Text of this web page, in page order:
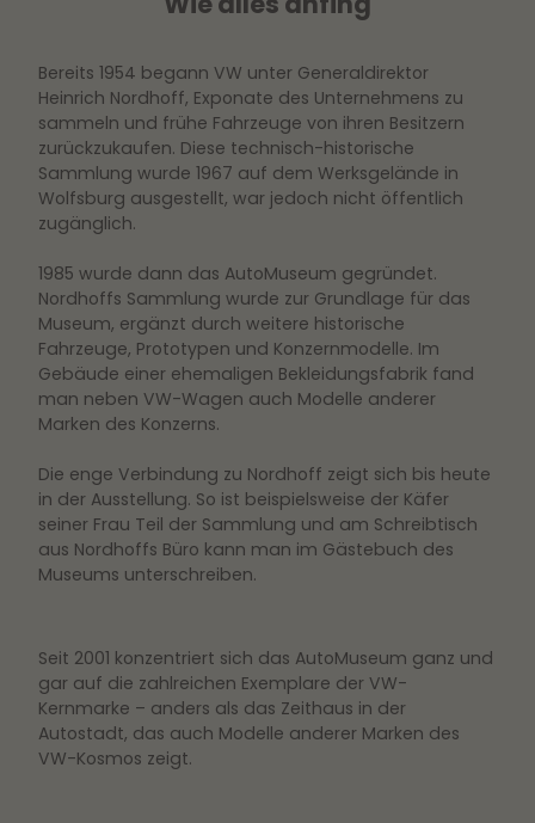
Bereits 1954 begann VW unter Generaldirektor
Heinrich Nordhoff, Exponate des Unternehmens zu
sammeln und frühe Fahrzeuge von ihren Besitzern
zurückzukaufen. Diese technisch-historische
Sammlung wurde 1967 auf dem Werksgelände in
Wolfsburg ausgestellt, war jedoch nicht öffentlich
zugänglich.
1985 wurde dann das AutoMuseum gegründet.
Nordhoffs Sammlung wurde zur Grundlage für das
Museum, ergänzt durch weitere historische
Fahrzeuge, Prototypen und Konzernmodelle. Im
Gebäude einer ehemaligen Bekleidungsfabrik fand
man neben VW-Wagen auch Modelle anderer
Marken des Konzerns.
Die enge Verbindung zu Nordhoff zeigt sich bis heute
in der Ausstellung. So ist beispielsweise der Käfer
seiner Frau Teil der Sammlung und am Schreibtisch
aus Nordhoffs Büro kann man im Gästebuch des
Museums unterschreiben.
Seit 2001 konzentriert sich das AutoMuseum ganz und
gar auf die zahlreichen Exemplare der VW-
Kernmarke – anders als das Zeithaus in der
Autostadt, das auch Modelle anderer Marken des
VW-Kosmos zeigt.